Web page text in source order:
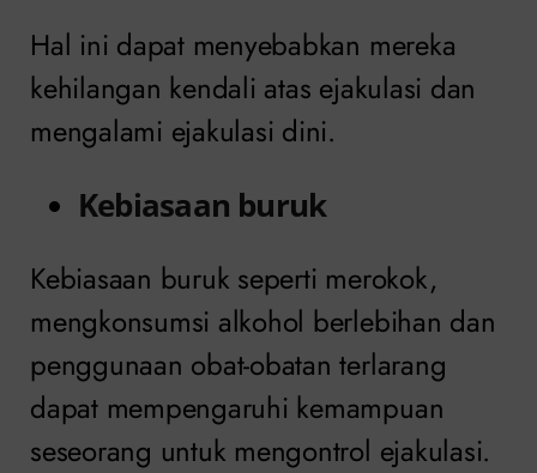
Hal ini dapat menyebabkan mereka
kehilangan kendali atas ejakulasi dan
mengalami ejakulasi dini.
Kebiasaan buruk
Kebiasaan buruk seperti merokok,
mengkonsumsi alkohol berlebihan dan
penggunaan obat-obatan terlarang
dapat mempengaruhi kemampuan
seseorang untuk mengontrol ejakulasi.